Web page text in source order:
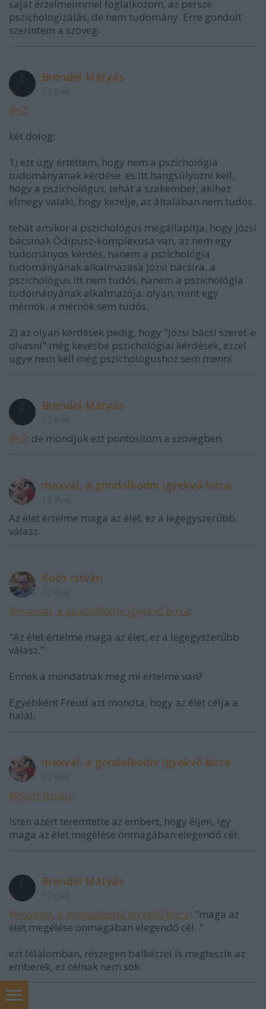
saját érzelmeimmel foglalkozom, az persze
pszichologizálás, de nem tudomány. Erre gondolt
szerintem a szöveg.
Brendel Mátyás
@i2:
két dolog:
1) ezt úgy értettem, hogy nem a pszichológia
tudományának kérdése. és itt hangsúlyozni kell,
hogy a pszichológus, tehát a szakember, akihez
elmegy valaki, hogy kezelje, az általában nem tudós.
tehát amikor a pszichológus megállapítja, hogy Józsi
bácsinak Ödipusz-komplexusa van, az nem egy
tudományos kérdés, hanem a pszichológia
tudományának alkalmazása Józsi bácsira. a
pszichológus itt nem tudós, hanem a pszichológia
tudományának alkalmazója. olyan, mint egy
mérnök. a mérnök sem tudós.
2) az olyan kérdések pedig, hogy "Józsi bácsi szeret-e
olvasni" még kevésbé pszichológiai kérdések, ezzel
ugye nem kell még pszichológushoz sem menni
Brendel Mátyás
@i2: de mondjuk ezt pontosítom a szövegben.
maxval, a gondolkodni igyekvő birca
Az élet értelme maga az élet, ez a legegyszerűbb
válasz.
Koós István
@maxval, a gondolkodni igyekvő birca:
"Az élet értelme maga az élet, ez a legegyszerűbb
válasz."
Ennek a mondatnak meg mi értelme van?
Egyébként Freud azt mondta, hogy az élet célja a
halál.
maxval, a gondolkodni igyekvő birca
@Koós István:
Isten azért teremtette az embert, hogy éljen, így
maga az élet megélése önmagában elegendő cél.
Brendel Mátyás
@maxval, a gondolkodni igyekvő birca: "maga az
élet megélése önmagában elegendő cél. "
ezt félálomban, részegen balkézzel is megteszik az
emberek, ez célnak nem sok.